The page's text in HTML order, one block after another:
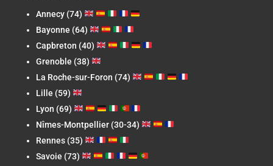
Annecy (74)
Bayonne (64)
Capbreton (40)
Grenoble (38)
La Roche-sur-Foron (74)
Lille (59)
Lyon (69)
Nîmes-Montpellier (30-34)
Rennes (35)
Savoie (73)